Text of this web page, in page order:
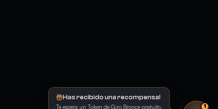
Has recibido una recompensa!
Te espera un Token de Giro Bronce gratuito.
1